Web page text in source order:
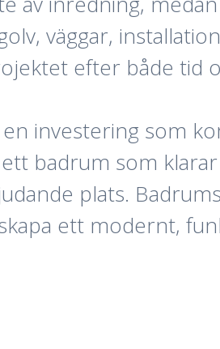
väggar,
efter både tid
investering som
badrum som
plats.
ett modernt,